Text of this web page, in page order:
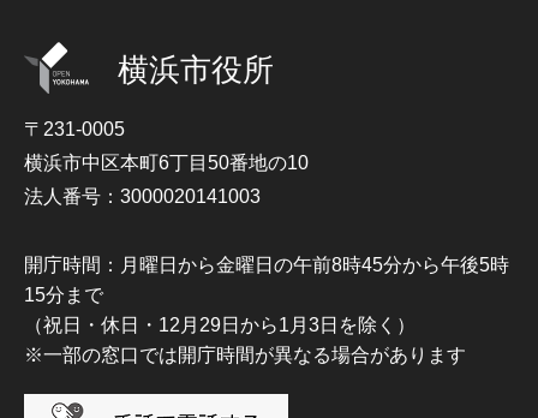
横浜市役所
〒231-0005
横浜市中区本町6丁目50番地の10
法人番号：3000020141003
開庁時間：月曜日から金曜日の午前8時45分から午後5時
15分まで
（祝日・休日・12月29日から1月3日を除く）
※一部の窓口では開庁時間が異なる場合があります